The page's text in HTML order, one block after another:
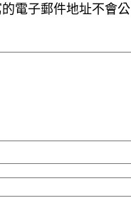
電子郵件地址不會公